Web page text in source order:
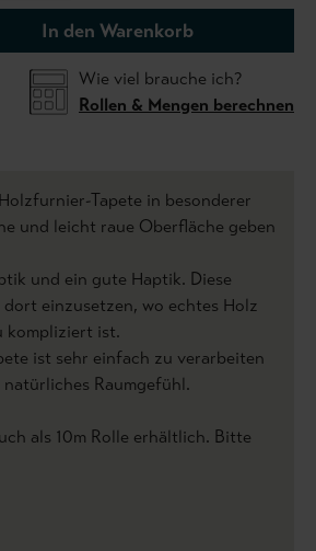
In den Warenkorb
Wie viel brauche ich?
Rollen & Mengen berechnen
Tapete in besonderer
und leicht raue Oberfläche geben
und ein gute Haptik. Diese
einzusetzen, wo echtes Holz
kompliziert ist.
ist sehr einfach zu verarbeiten
Raumgefühl.
als 10m Rolle erhältlich. Bitte